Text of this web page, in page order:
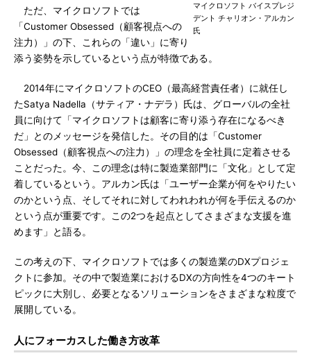
マイクロソフト バイスプレジ
デント チャリオン・アルカン
氏
ただ、マイクロソフトでは
「Customer Obsessed（顧客視点への
注力）」の下、これらの「違い」に寄り
添う姿勢を示しているという点が特徴である。
2014年にマイクロソフトのCEO（最高経営責任者）に就任し
たSatya Nadella（サティア・ナデラ）氏は、グローバルの全社
員に向けて「マイクロソフトは顧客に寄り添う存在になるべき
だ」とのメッセージを発信した。その目的は「Customer
Obsessed（顧客視点への注力）」の理念を全社員に定着させる
ことだった。今、この理念は特に製造業部門に「文化」として定
着しているという。アルカン氏は「ユーザー企業が何をやりたい
のかという点、そしてそれに対してわれわれが何を手伝えるのか
という点が重要です。この2つを起点としてさまざまな支援を進
めます」と語る。
この考えの下、マイクロソフトでは多くの製造業のDXプロジェ
クトに参加。その中で製造業におけるDXの方向性を4つのキート
ピックに大別し、必要となるソリューションをさまざまな粒度で
展開している。
人にフォーカスした働き方改革